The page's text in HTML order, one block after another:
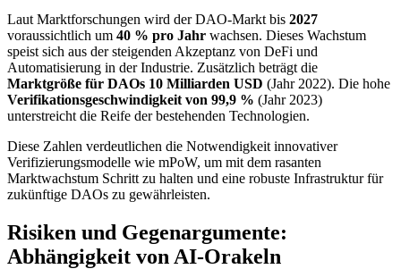
Laut Marktforschungen wird der DAO-Markt bis 2027
voraussichtlich um 40 % pro Jahr wachsen. Dieses Wachstum
speist sich aus der steigenden Akzeptanz von DeFi und
Automatisierung in der Industrie. Zusätzlich beträgt die
Marktgröße für DAOs 10 Milliarden USD (Jahr 2022). Die hohe
Verifikationsgeschwindigkeit von 99,9 % (Jahr 2023)
unterstreicht die Reife der bestehenden Technologien.
Diese Zahlen verdeutlichen die Notwendigkeit innovativer
Verifizierungsmodelle wie mPoW, um mit dem rasanten
Marktwachstum Schritt zu halten und eine robuste Infrastruktur für
zukünftige DAOs zu gewährleisten.
Risiken und Gegenargumente:
Abhängigkeit von AI-Orakeln